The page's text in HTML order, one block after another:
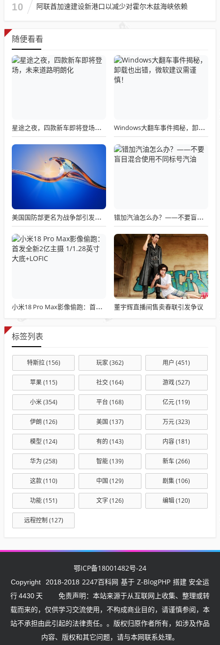
10 阿联酋加速建设新港口以减少对霍尔木兹海峡依赖
随便看看
星途之夜，四款新车即将登场，未来道路明朗化 Windows大翻车事件揭秘，卸载也出错，微软建议需谨慎！
美国国防部更名为战争部引发关注热议 错加汽油怎么办？——不要盲目混合使用不同标号汽油
小米18 Pro Max影像偷跑：首发全新2亿主摄 1/1.28英寸大底+LOFIC 董宇辉直播间售卖春联引发争议
标签列表
特斯拉(156) 玩家(362) 用户 (451)
苹果(115) 社交(164) 游戏(527)
小米(354) 平台 (168) 亿元(119)
伊朗 (126) 美国 (137) 万元(323)
模型 (124) 有的 (143) 内容(181)
华为 (258) 智能(139) 新车(266)
这款(110) 中国 (129) 剧集(106)
功能(151) 文字(126) 编辑(120)
远程控制 (127)
鄂ICP备18001482号-24
Copyright 2018-2018 2247百科网 基于 Z-BlogPHP 搭建 安全运
行4430 天
免责声明：本站来源于从互联网上收集、整理或转
载而来的，仅供学习交流使用，不构成商业目的，请谨慎参阅，本
站不承担由此引起的法律责任。。版权归原作者所有，如涉及作品
内容、版权和其它问题，请与本网联系处理。